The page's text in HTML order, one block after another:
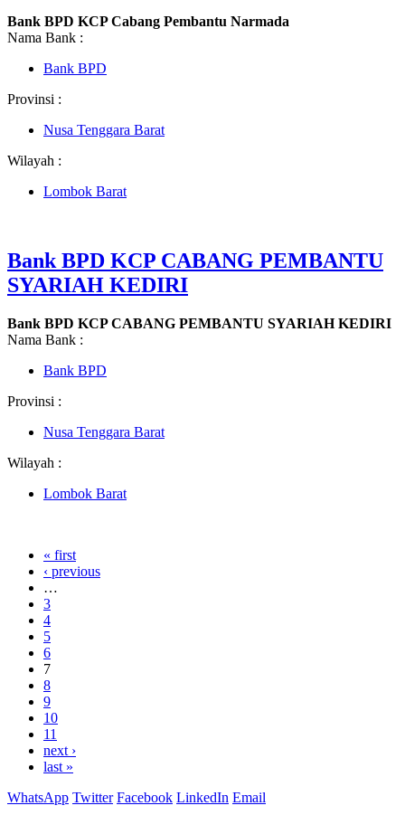
Bank BPD KCP Cabang Pembantu Narmada
Nama Bank :
Bank BPD
Provinsi :
Nusa Tenggara Barat
Wilayah :
Lombok Barat
Bank BPD KCP CABANG PEMBANTU
SYARIAH KEDIRI
Bank BPD KCP CABANG PEMBANTU SYARIAH KEDIRI
Nama Bank :
Bank BPD
Provinsi :
Nusa Tenggara Barat
Wilayah :
Lombok Barat
« first
‹ previous
…
3
4
5
6
7
8
9
10
11
next ›
last »
WhatsApp Twitter Facebook LinkedIn Email